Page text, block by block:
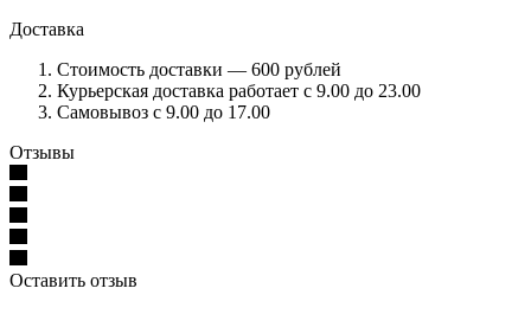
Доставка
Стоимость доставки — 600 рублей
Курьерская доставка работает с 9.00 до 23.00
Самовывоз с 9.00 до 17.00
Отзывы
Оставить отзыв